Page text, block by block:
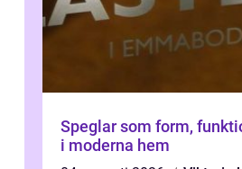
Speglar som form,
i moderna hem